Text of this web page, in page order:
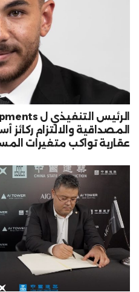
المصداقية والالتزام
عقارية تواكب متغيرات